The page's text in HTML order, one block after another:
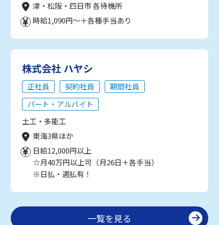
津・松阪・四日市 各待機所
時給1,090円～＋各種手当あり
株式会社 ハヤシ
正社員 契約社員
期間社員
パート・アルバイト
土工・多能工
東海3県ほか
日給12,000円以上
☆月40万円以上可（月26日＋各手当）
※日払・週払有！
一覧を見る